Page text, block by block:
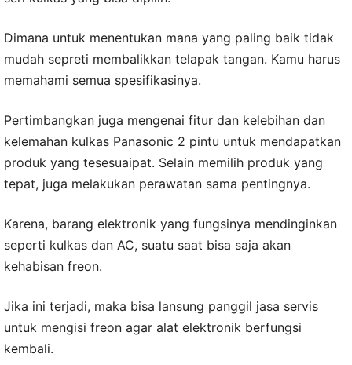
Dimana untuk menentukan mana yang paling baik tidak
mudah sepreti membalikkan telapak tangan. Kamu harus
memahami semua spesifikasinya.
Pertimbangkan juga mengenai fitur dan kelebihan dan
kelemahan kulkas Panasonic 2 pintu untuk mendapatkan
produk yang tesesuaipat. Selain memilih produk yang
tepat, juga melakukan perawatan sama pentingnya.
Karena, barang elektronik yang fungsinya mendinginkan
seperti kulkas dan AC, suatu saat bisa saja akan
kehabisan freon.
Jika ini terjadi, maka bisa lansung panggil jasa servis
untuk mengisi freon agar alat elektronik berfungsi
kembali.